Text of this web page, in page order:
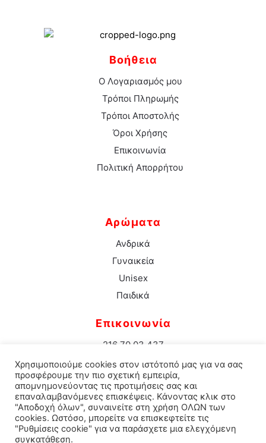
Βοήθεια
Ο Λογαριασμός μου
Τρόποι Πληρωμής
Τρόποι Αποστολής
Όροι Χρήσης
Επικοινωνία
Πολιτική Απορρήτου
Αρώματα
Ανδρικά
Γυναικεία
Unisex
Παιδικά
Επικοινωνία
216 70 03 437
info@aromacenter.gr
25ης Μαρτίου 1 Νέα Σμύρνη 171 21
© 2021 Aroma Center. All rights reserved.Κατασκευή
Χρησιμοποιούμε cookies στον ιστότοπό μας για να σας
προσφέρουμε την πιο σχετική εμπειρία,
απομνημονεύοντας τις προτιμήσεις σας και
επαναλαμβανόμενες επισκέψεις. Κάνοντας κλικ στο
"Αποδοχή όλων", συναινείτε στη χρήση ΟΛΩΝ των
cookies. Ωστόσο, μπορείτε να επισκεφτείτε τις
"Ρυθμίσεις cookie" για να παράσχετε μια ελεγχόμενη
συγκατάθεση.